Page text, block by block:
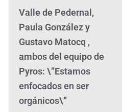
Valle de Pedernal,
Paula González y
Gustavo Matocq ,
ambos del equipo de
Pyros: \”Estamos
enfocados en ser
orgánicos\”